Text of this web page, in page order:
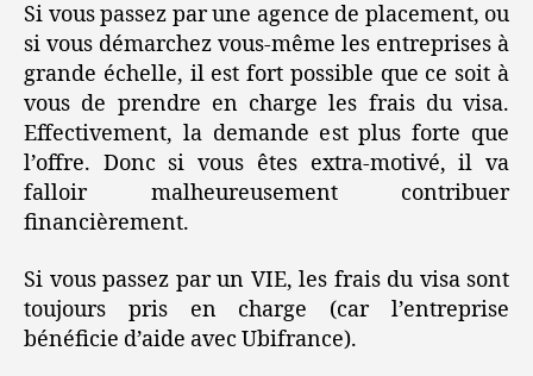
Si vous passez par une agence de placement, ou
si vous démarchez vous-même les entreprises à
grande échelle, il est fort possible que ce soit à
vous de prendre en charge les frais du visa.
Effectivement, la demande est plus forte que
l’offre. Donc si vous êtes extra-motivé, il va
falloir malheureusement contribuer
financièrement.
Si vous passez par un VIE, les frais du visa sont
toujours pris en charge (car l’entreprise
bénéficie d’aide avec Ubifrance).